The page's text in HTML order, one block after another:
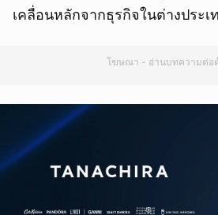
เคลื่อนหลักจากธุรกิจในต่างประเ
โฆษณา - อ่านบทความต่อ